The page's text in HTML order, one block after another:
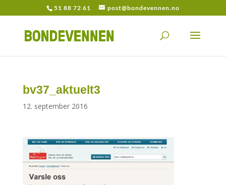
51 88 72 61 post@bondevennen.no
bv37_aktuelt3
12. september 2016